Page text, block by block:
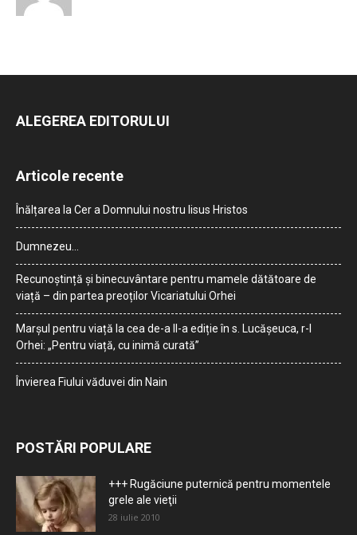
ALEGEREA EDITORULUI
Articole recente
Înălțarea la Cer a Domnului nostru Iisus Hristos
Dumnezeu…
Recunoștință și binecuvântare pentru mamele dătătoare de
viață – din partea preoților Vicariatului Orhei
Marșul pentru viață la cea de-a II-a ediție în s. Lucășeuca, r-l
Orhei: „Pentru viață, cu inimă curată”
Învierea Fiului văduvei din Nain
POSTĂRI POPULARE
+++ Rugăciune puternică pentru momentele
grele ale vieţii
28 iulie 2010